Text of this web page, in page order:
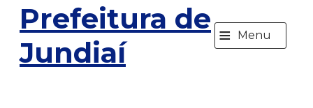
Prefeitura de
Jundiaí
≡ Menu